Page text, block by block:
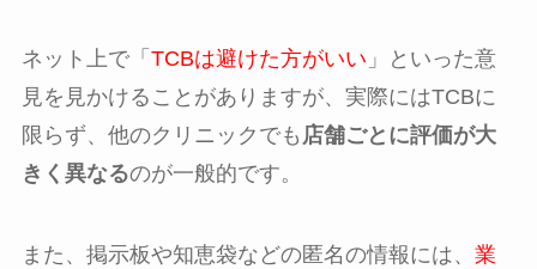
ネット上で「 TCBは避けた方がいい 」といった意
見を見かけることがありますが、実際にはTCBに
限らず、他のクリニックでも 店舗ごとに評価が大
きく異なるのが一般的です。
また、掲示板や知恵袋などの匿名の情報には、 業